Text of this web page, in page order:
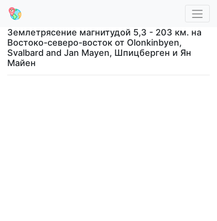
Землетрясение магнитудой 5,3 - 203 км. на
Востоко-северо-восток от Olonkinbyen,
Svalbard and Jan Mayen, Шпицберген и Ян
Майен